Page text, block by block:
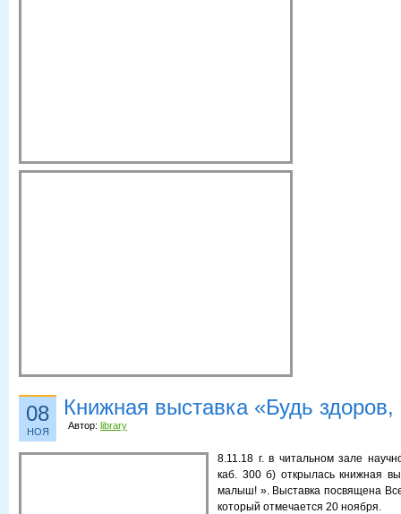
08
НОЯ
Книжная выставка «Будь
Автор: library
8.11.18 г. в читальном зале
каб. 300 б) открылась книжная
малыш! ». Выставка посвящена
который отмечается 20 ноября.